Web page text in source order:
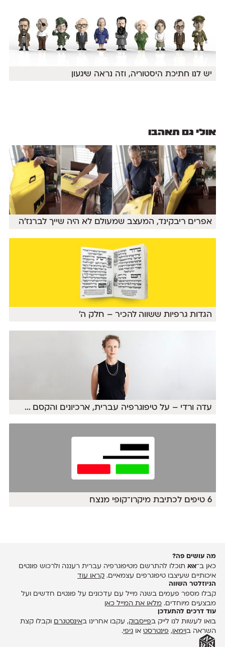
יש לנו חתיכת היסטוריה, וזה נראה שיגעון
אולי גם תאהבו
אפרים ריבקינד, המעצב שמעולם לא היה שייך לברנז׳ה
הגדות גרפיות ששווה להכיר – חלק ה׳
עדה ורדי – על טיפוגרפיה עברית, ארכיונים והקסם ...
6 טיפים לכתיבת מיקרו־קופי מנצח
מה עושים פה?
כאן ב־אאאתוכלו להתרשם מטיפוגרפיה עברית רעננה ולרכוש פונטים
איכותיים שעיצבו טיפוגרפים עצמאיים. קראו עוד
הניוזלטר השווה
קבלו מספר פעמים בשנה מייל עם עדכונים על פונטים חדשים ועל
מבצעים מיוחדים. מלאו את המייל כאן
עוד דרכים להתעדכן
בואו לעשות לנו לייק בפייסבוק, עקבו אחרינו באינסטגרם
וקבלו קצת
השראה בוימאו , פינטרסטאו גיפי.